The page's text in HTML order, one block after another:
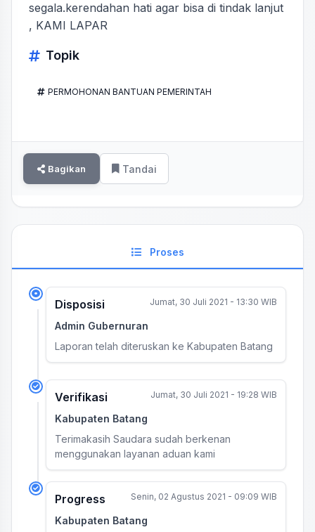
segala.kerendahan hati agar bisa di tindak lanjut
, KAMI LAPAR
Topik
PERMOHONAN BANTUAN PEMERINTAH
Bagikan Tandai
Proses
Disposisi Jumat, 30 Juli 2021 - 13:30 WIB
Admin Gubernuran
Laporan telah diteruskan ke Kabupaten Batang
Verifikasi Jumat, 30 Juli 2021 - 19:28 WIB
Kabupaten Batang
Terimakasih Saudara sudah berkenan
menggunakan layanan aduan kami
Progress Senin, 02 Agustus 2021 - 09:09 WIB
Kabupaten Batang